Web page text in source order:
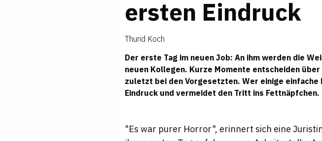
ersten Eindruck
Thurid Koch
Der erste Tag im neuen Job: An ihm werden die
neuen Kollegen. Kurze Momente entscheiden
zuletzt bei den Vorgesetzten. Wer einige
Eindruck und vermeidet den Tritt ins Fettnäpfchen.
"Es war purer Horror", erinnert sich eine